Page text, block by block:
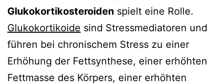
Glukokortikosteroiden spielt eine Rolle.
Glukokortikoide sind Stressmediatoren und
führen bei chronischem Stress zu einer
Erhöhung der Fettsynthese, einer erhöhten
Fettmasse des Körpers, einer erhöhten